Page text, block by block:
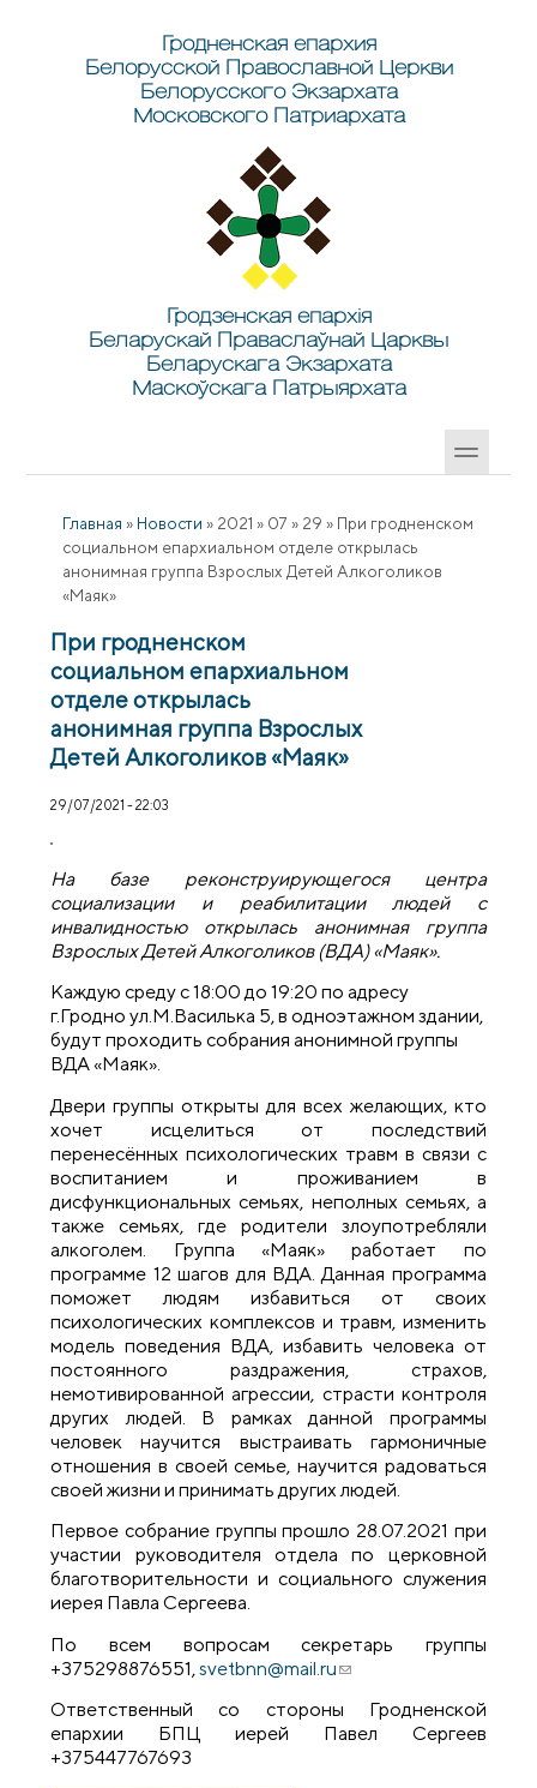
Гродненская епархия
Белорусской Православной Церкви
Белорусского Экзархата
Московского Патриархата
Гродзенская епархія
Беларускай Праваслаўнай Царквы
Беларускага Экзархата
Маскоўскага Патрыярхата
Главная » Новости » 2021 » 07 » 29 » При гродненском
социальном епархиальном отделе открылась
анонимная группа Взрослых Детей Алкоголиков
«Маяк»
При гродненском
социальном епархиальном
отделе открылась
анонимная группа Взрослых
Детей Алкоголиков «Маяк»
29/07/2021 - 22:03
На базе реконструирующегося центра
социализации и реабилитации людей с
инвалидностью открылась анонимная группа
Взрослых Детей Алкоголиков (ВДА) «Маяк».
Каждую среду с 18:00 до 19:20 по адресу
г.Гродно ул.М.Василька 5, в одноэтажном здании,
будут проходить собрания анонимной группы
ВДА «Маяк».
Двери группы открыты для всех желающих, кто
хочет исцелиться от последствий
перенесённых психологических травм в связи с
воспитанием и проживанием в
дисфункциональных семьях, неполных семьях, а
также семьях, где родители злоупотребляли
алкоголем. Группа «Маяк» работает по
программе 12 шагов для ВДА. Данная программа
поможет людям избавиться от своих
психологических комплексов и травм, изменить
модель поведения ВДА, избавить человека от
постоянного раздражения, страхов,
немотивированной агрессии, страсти контроля
других людей. В рамках данной программы
человек научится выстраивать гармоничные
отношения в своей семье, научится радоваться
своей жизни и принимать других людей.
Первое собрание группы прошло 28.07.2021 при
участии руководителя отдела по церковной
благотворительности и социального служения
иерея Павла Сергеева.
По всем вопросам секретарь группы
+375298876551,svetbnn@mail.ru(ссылка для отправки
Ответственный со стороны Гродненской
епархии БПЦ иерей Павел Сергеев
+375447767693